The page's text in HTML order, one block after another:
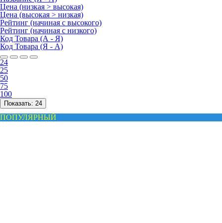
Цена (низкая > высокая)
Цена (высокая > низкая)
Рейтинг (начиная с высокого)
Рейтинг (начиная с низкого)
Код Товара (А - Я)
Код Товара (Я - А)
24
25
50
75
100
Показать: 24
ПОПУЛЯРНЫЙ